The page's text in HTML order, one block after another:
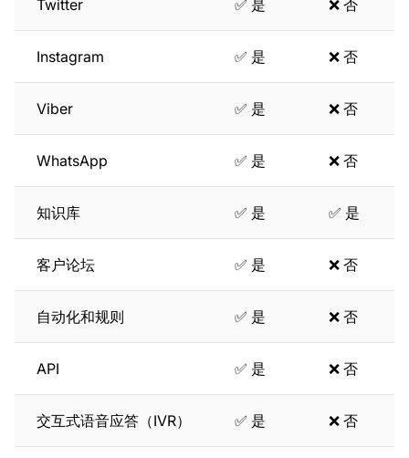
Twitter ✅ 是 ❌ 否
Instagram ✅ 是 ❌ 否
Viber ✅ 是 ❌ 否
WhatsApp ✅ 是 ❌ 否
知识库 ✅ 是 ✅ 是
客户论坛 ✅ 是 ❌ 否
自动化和规则 ✅ 是 ❌ 否
API ✅ 是 ❌ 否
交互式语音应答（IVR） ✅ 是 ❌ 否